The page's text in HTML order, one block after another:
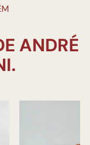
ANDRÉ